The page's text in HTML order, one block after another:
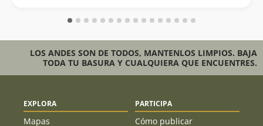
LOS ANDES SON DE TODOS, MANTENLOS LIMPIOS. BAJA
TODA TU BASURA Y CUALQUIERA QUE ENCUENTRES.
EXPLORA
Mapas
PARTICIPA
Cómo publicar